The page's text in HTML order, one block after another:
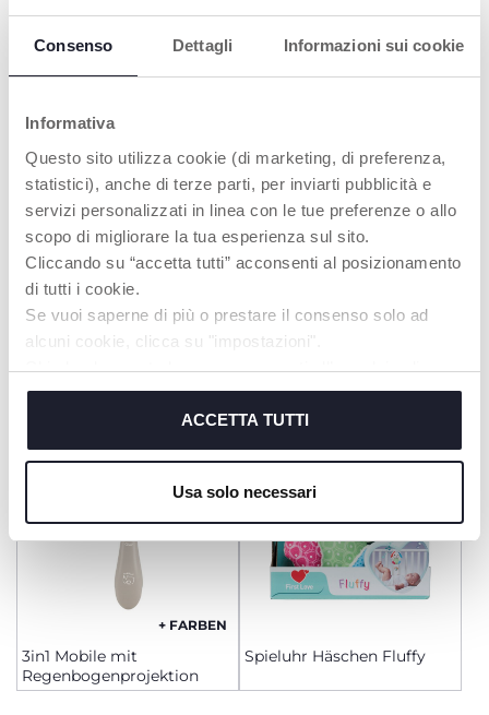
Consenso Dettagli Informazioni sui cookie
Informativa
Questo sito utilizza cookie (di marketing, di preferenza,
statistici), anche di terze parti, per inviarti pubblicità e
servizi personalizzati in linea con le tue preferenze o allo
scopo di migliorare la tua esperienza sul sito.
Cliccando su “accetta tutti” acconsenti al posizionamento
di tutti i cookie.
Se vuoi saperne di più o prestare il consenso solo ad
alcuni cookie, clicca su "impostazioni".
Chiudendo questo banner acconsenti all’uso dei soli
cookie tecnici, indispensabili per fruire del servizio
ACCETTA TUTTI
Usa solo necessari
Bunny Dreamlight
Musik
Baby Bär Projektor
+ FARBEN
3in1 Mobile mit
Regenbogenprojektion
Spieluhr Häschen Fluffy